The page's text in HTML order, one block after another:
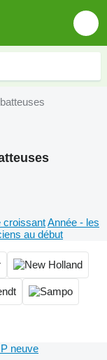
croissantAnnée - les
au début